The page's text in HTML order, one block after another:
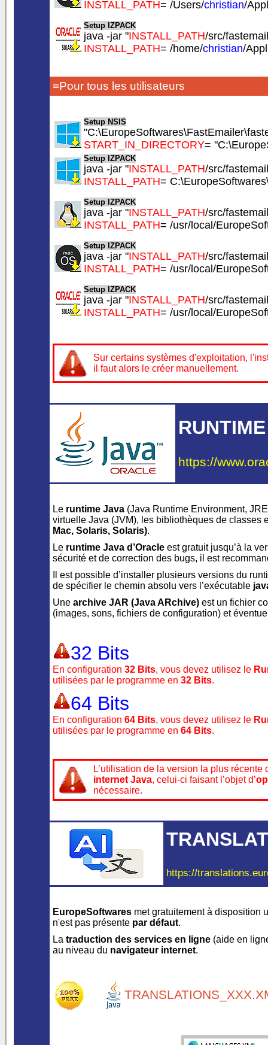
INSTALL_PATH= /Users/christian/
Setup IZPACK
java -jar "INSTALL_PATH/src/
INSTALL_PATH= /home/christian/
≡Pour tous les utilisateurs
Setup NSIS
START_IN_DIRECTORY=
Setup IZPACK
java -jar "INSTALL_PATH/src/
INSTALL_PATH=
Setup IZPACK
java -jar "INSTALL_PATH/src/
INSTALL_PATH= /usr/local/
Setup IZPACK
java -jar "INSTALL_PATH/src/
INSTALL_PATH= /usr/local/
Setup IZPACK
java -jar "INSTALL_PATH/src/
INSTALL_PATH= /usr/local/
Sur certains systèmes d'exploitation,
il faut alors le créer manuellement.
https://
Le runtime Java (Java Runtime Environment,
virtuelle Java (JVM), les bibliothèques de
Mac, Solaris, Solaris).
Le runtime Java d’Oracle est gratuit jusqu’à la
sécurité et de correction des bugs, il est
Il est possible d’installer plusieurs versions du
de spécifier le chemin absolu vers l’exécutable
Une archive JAR (Java ARchive) est un fichier
(images, sons, fichiers de configuration) et
32 Bits
En configuration 32 Bits, vous devez utilisez le
utilisées par le programme en 32 Bits.
64 Bits
En configuration 64 Bits, vous devez utilisez le
utilisées par le programme en 64 Bits.
L’utilisation de la version la plus récente
internet Java, celui-ci faisant l’objet d’
nécessaire.
https://
EuropeSoftwares met gratuitement à disposition
n'est pas présente par défaut.
La traduction des services en ligne (aide en
au niveau du navigateur internet.